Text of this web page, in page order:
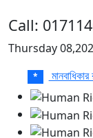
Call:
Thursday
মানবাধিকার